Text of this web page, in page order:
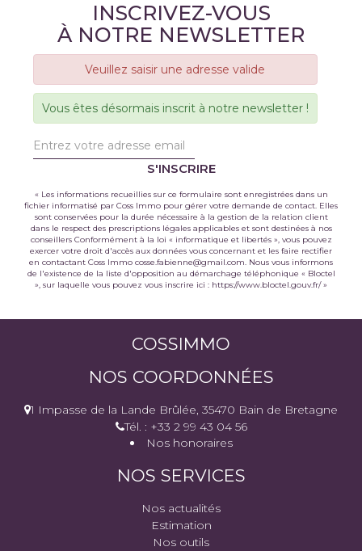
INSCRIVEZ-VOUS
À NOTRE NEWSLETTER
Veuillez saisir une adresse valide
Vous êtes désormais inscrit à notre newsletter !
S'INSCRIRE
« Les informations recueillies sur ce formulaire sont enregistrées dans un
fichier informatisé par Coss Immo pour gérer votre demande de contact. Elles
sont conservées pour la durée nécessaire à la gestion de la relation client
dans le respect des prescriptions légales applicables et sont destinées à nos
conseillers Conformément à la loi « informatique et libertés », vous pouvez
exercer votre droit d'accès aux données vous concernant et les faire rectifier
en contactant Coss Immo cosse.fabienne@gmail.com. Nous vous informons
de l'existence de la liste d'opposition au démarchage téléphonique « Bloctel
», sur laquelle vous pouvez vous inscrire ici : https://www.bloctel.gouv.fr/»
COSSIMMO
NOS COORDONNÉES
1 Impasse de la Lande Brûlée, 35470 Bain de Bretagne
Tél. : +33 2 99 43 04 56
Nos honoraires
NOS SERVICES
Nos actualités
Estimation
Nos outils